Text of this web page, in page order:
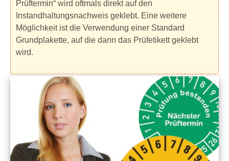
Prüftermin“ wird oftmals direkt auf den
Instandhaltungsnachweis geklebt. Eine weitere
Möglichkeit ist die Verwendung einer Standard
Grundplakette, auf die dann das Prüfetikett geklebt
wird.